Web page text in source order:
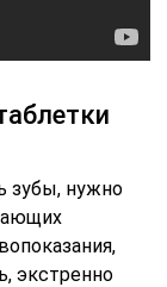
зубы, нужно
экстренно